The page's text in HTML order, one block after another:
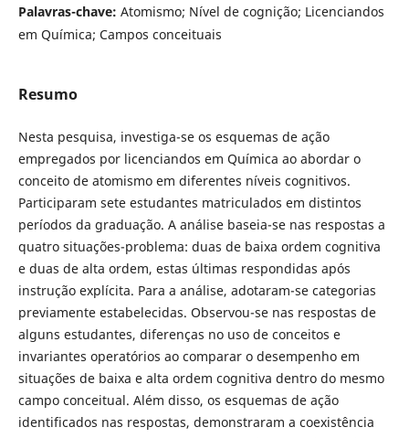
Palavras-chave: Atomismo; Nível de cognição; Licenciandos
em Química; Campos conceituais
Resumo
Nesta pesquisa, investiga-se os esquemas de ação
empregados por licenciandos em Química ao abordar o
conceito de atomismo em diferentes níveis cognitivos.
Participaram sete estudantes matriculados em distintos
períodos da graduação. A análise baseia-se nas respostas a
quatro situações-problema: duas de baixa ordem cognitiva
e duas de alta ordem, estas últimas respondidas após
instrução explícita. Para a análise, adotaram-se categorias
previamente estabelecidas. Observou-se nas respostas de
alguns estudantes, diferenças no uso de conceitos e
invariantes operatórios ao comparar o desempenho em
situações de baixa e alta ordem cognitiva dentro do mesmo
campo conceitual. Além disso, os esquemas de ação
identificados nas respostas, demonstraram a coexistência